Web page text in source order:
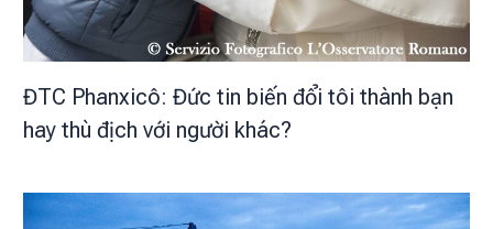
ĐTC Phanxicô: Đức tin biến đổi tôi thành bạn
hay thù địch với người khác?